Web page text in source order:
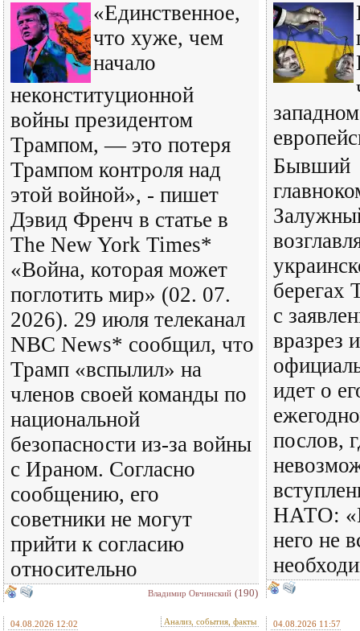
«Единственное,
что хуже, чем
начало
неконституционной
войны президентом
Трампом, — это потеря
Трампом контроля над
этой войной», - пишет
Дэвид Френч в статье в
The New York Times*
«Война, которая может
поглотить мир» (02. 07.
2026). 29 июля телеканал
NBC News* сообщил, что
Трамп «вспылил» на
членов своей команды по
национальной
безопасности из-за войны
с Ираном. Согласно
сообщению, его
советники не могут
прийти к согласию
относительно
Владимир Овчинский (190)
Бывший
берегах
с
вразрез
идет о
послов,
НАТО:
него не
04.08.2026 12:02 Анализ, события, факты 04.08.2026 11:57